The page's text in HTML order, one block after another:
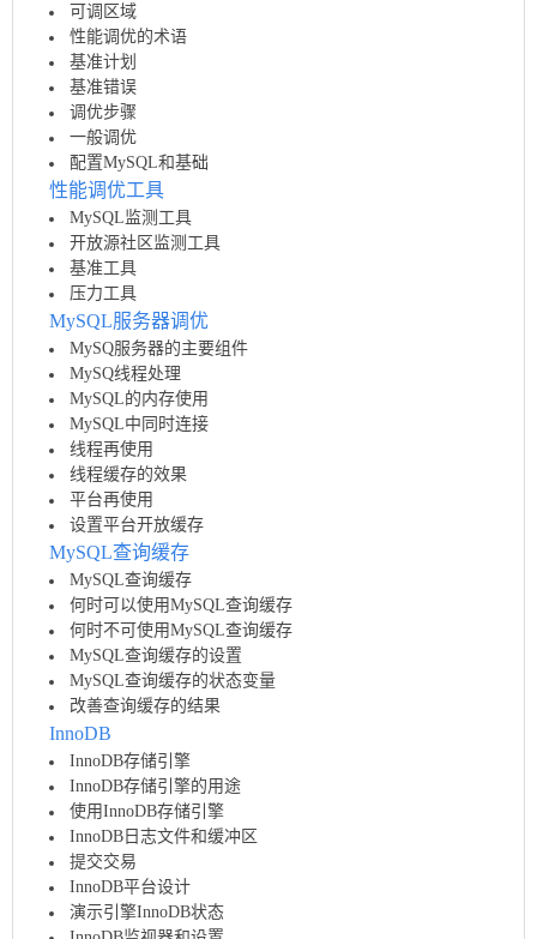
可调区域
性能调优的术语
基准计划
基准错误
调优步骤
一般调优
配置MySQL和基础
性能调优工具
MySQL监测工具
开放源社区监测工具
基准工具
压力工具
MySQL服务器调优
MySQ服务器的主要组件
MySQ线程处理
MySQL的内存使用
MySQL中同时连接
线程再使用
线程缓存的效果
平台再使用
设置平台开放缓存
MySQL查询缓存
MySQL查询缓存
何时可以使用MySQL查询缓存
何时不可使用MySQL查询缓存
MySQL查询缓存的设置
MySQL查询缓存的状态变量
改善查询缓存的结果
InnoDB
InnoDB存储引擎
InnoDB存储引擎的用途
使用InnoDB存储引擎
InnoDB日志文件和缓冲区
提交交易
InnoDB平台设计
演示引擎InnoDB状态